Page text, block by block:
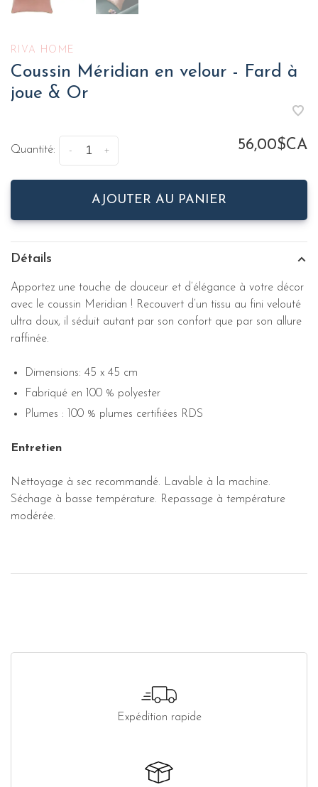
RIVA HOME
Coussin Méridian en velour - Fard à
joue & Or
Quantité: +
- 56,00$CA
AJOUTER AU PANIER
Détails
Apportez une touche de douceur et d’élégance à votre décor
avec le coussin Meridian ! Recouvert d’un tissu au fini velouté
ultra doux, il séduit autant par son confort que par son allure
raffinée.
Dimensions: 45 x 45 cm
Fabriqué en 100 % polyester
Plumes : 100 % plumes certifiées RDS
Entretien
Nettoyage à sec recommandé. Lavable à la machine.
Séchage à basse température. Repassage à température
modérée.
Expédition rapide